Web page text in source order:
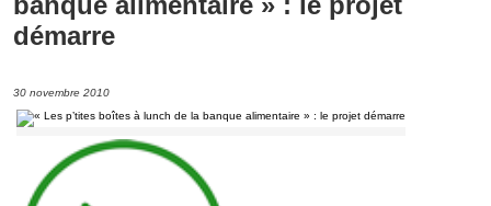
démarre
30 novembre 2010